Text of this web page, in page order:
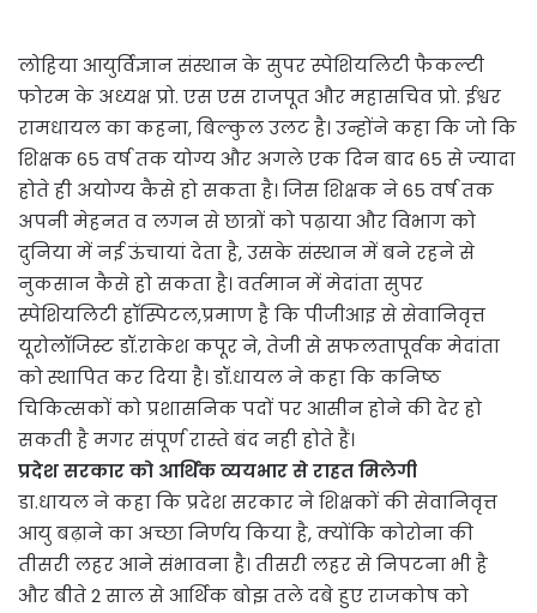
लोहिया आयुर्विज्ञान संस्थान के सुपर स्पेशियलिटी फैकल्टी
फोरम के अध्यक्ष प्रो. एस एस राजपूत और महासचिव प्रो. ईश्वर
रामधायल का कहना, बिल्कुल उलट है। उन्होंने कहा कि जो कि
शिक्षक 65 वर्ष तक योग्य और अगले एक दिन बाद 65 से ज्यादा
होते ही अयोग्य कैसे हो सकता है। जिस शिक्षक ने 65 वर्ष तक
अपनी मेहनत व लगन से छात्रों को पढ़ाया और विभाग को
दुनिया में नई ऊंचायां देता है, उसके संस्थान में बने रहने से
नुकसान कैसे हो सकता है। वर्तमान में मेदांता सुपर
स्पेशियलिटी हॉस्पिटल,प्रमाण है कि पीजीआइ से सेवानिवृत्त
यूरोलॉजिस्ट डॉ.राकेश कपूर ने, तेजी से सफलतापूर्वक मेदांता
को स्थापित कर दिया है। डॉ.धायल ने कहा कि कनिष्ठ
चिकित्सकों को प्रशासनिक पदों पर आसीन होने की देर हो
सकती है मगर संपूर्ण रास्ते बंद नही होते हैं।
प्रदेश सरकार को आर्थिक व्ययभार से राहत मिलेगी
डा.धायल ने कहा कि प्रदेश सरकार ने शिक्षकों की सेवानिवृत्त
आयु बढ़ाने का अच्छा निर्णय किया है, क्योंकि कोरोना की
तीसरी लहर आने संभावना है। तीसरी लहर से निपटना भी है
और बीते 2 साल से आर्थिक बोझ तले दबे हुए राजकोष को